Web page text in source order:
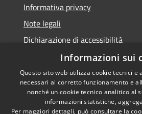
Informativa privacy
Note legali
Dichiarazione di accessibilità
Accessibilità
Informazioni sui
Questo sito web utilizza cookie tecnici
necessari al corretto funzionamento e
nonché un cookie tecnico analitico al
informazioni statistiche,
Per maggiori dettagli, può consultare la